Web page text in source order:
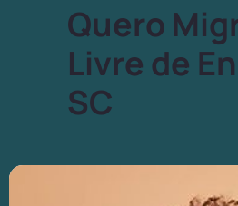
Quero
Livre de
SC